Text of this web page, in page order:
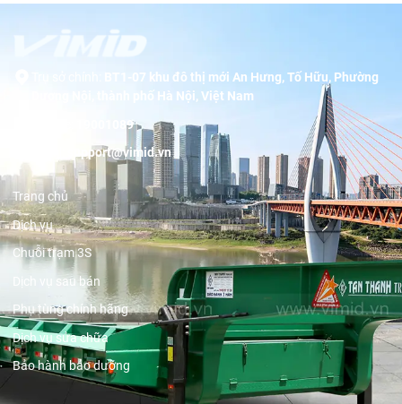
BT1-07 khu đô thị mới An Hưng, Tố Hữu, Phường
Dương Nội, thành phố Hà Nội, Việt Nam
19001089
support@vimid.vn
Trang chủ
Dịch vụ
Chuỗi trạm 3S
Dịch vụ sau bán
Phụ tùng chính hãng
Dịch vụ sửa chữa
Bảo hành bảo dưỡng